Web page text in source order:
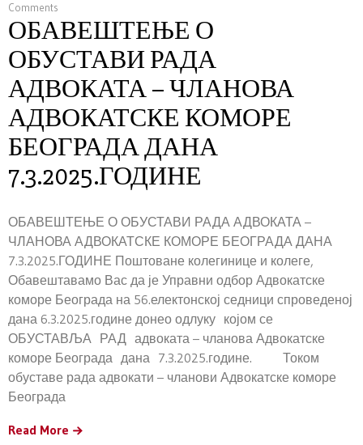
Comments
ОБАВЕШТЕЊЕ О
ОБУСТАВИ РАДА
АДВОКАТА – ЧЛАНОВА
АДВОКАТСКЕ КОМОРЕ
БЕОГРАДА ДАНА
7.3.2025.ГОДИНЕ
ОБАВЕШТЕЊЕ О ОБУСТАВИ РАДА АДВОКАТА –
ЧЛАНОВА АДВОКАТСКЕ КОМОРЕ БЕОГРАДА ДАНА
7.3.2025.ГОДИНЕ Поштоване колегинице и колеге,
Обавештавамо Вас да је Управни одбор Адвокатске
коморе Београда на 56.електонској седници спроведеној
дана 6.3.2025.године донео одлуку којом се
ОБУСТАВЉА РАД адвоката – чланова Адвокатске
коморе Београда дана 7.3.2025.године. Током
обуставе рада адвокати – чланови Адвокатске коморе
Београда
Read More